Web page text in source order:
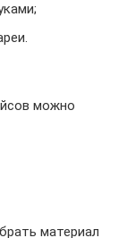
можно
материал